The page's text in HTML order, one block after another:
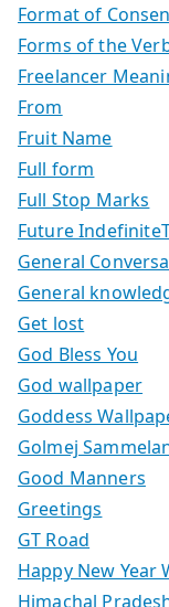
Format of
Forms of the
Freelancer
From
Fruit Name
Full form
Full Stop Marks
Future
General
General
Get lost
God Bless You
God wallpaper
Goddess
Golmej
Good Manners
Greetings
GT Road
Happy New Year
Himachal